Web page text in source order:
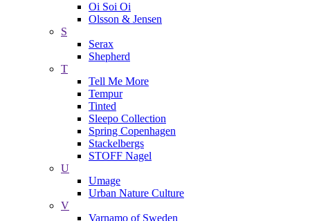
Oi Soi Oi
Olsson & Jensen
S
Serax
Shepherd
T
Tell Me More
Tempur
Tinted
Sleepo Collection
Spring Copenhagen
Stackelbergs
STOFF Nagel
U
Umage
Urban Nature Culture
V
Varnamo of Sweden